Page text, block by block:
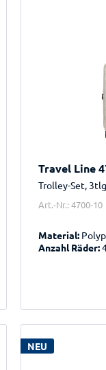
Travel Line
Trolley-Set,
Art.-Nr.: 4700-10
Material:
Anzahl Räder:
NEU